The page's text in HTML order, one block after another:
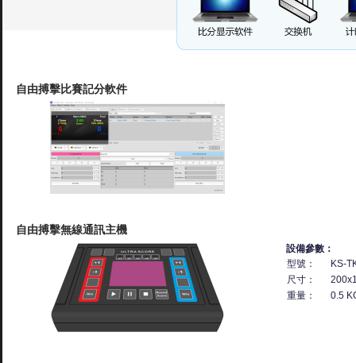
自由搏擊比賽記分軟件
自由搏擊無線通訊主機
設備參數：
型號：
KS-
尺寸：
重量：
0.5